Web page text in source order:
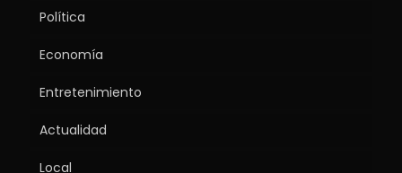
Política
Economía
Entretenimiento
Actualidad
Local